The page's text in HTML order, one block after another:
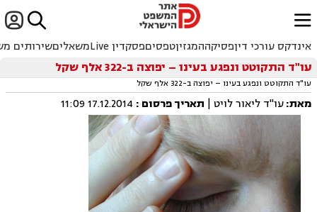

ﱐ
אינדקס עורכי דיןפסיקההמגזיןטפסיםפסקדין Live משאליםשירותים
עו"ד התקוטט ונפגע בעינו – יפוצה ב-322 אלף שקל
עו"ד התקוטט ונפגע בעינו – יפוצה ב-322 אלף שקל
מאת:עו"ד ליאור לויט | תאריך פרסום :
17.12.2014 11:09